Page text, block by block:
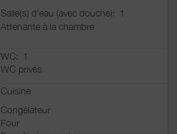
Salle(s) d'eau (avec douche):
1
Attenante à la chambre
WC:
1
WC privés
Cuisine
Congélateur
Four